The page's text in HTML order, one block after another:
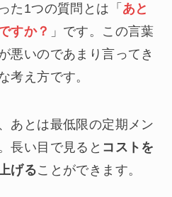
た1つの質問とは「 あと
すか？ 」です。この言葉
悪いのであまり言ってき
考え方です。
あとは最低限の定期メン
長い目で見ると コストを
げることができます。